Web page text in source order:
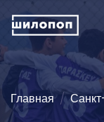
Главная